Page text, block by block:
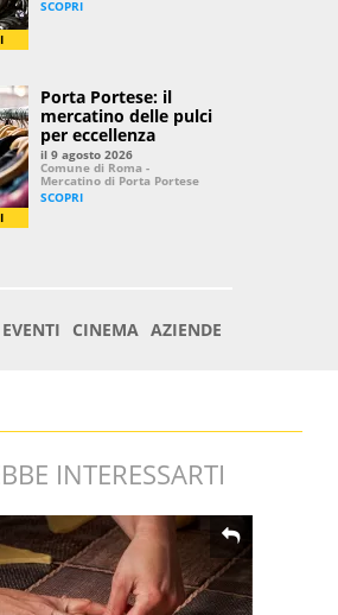
INTERESSARTI